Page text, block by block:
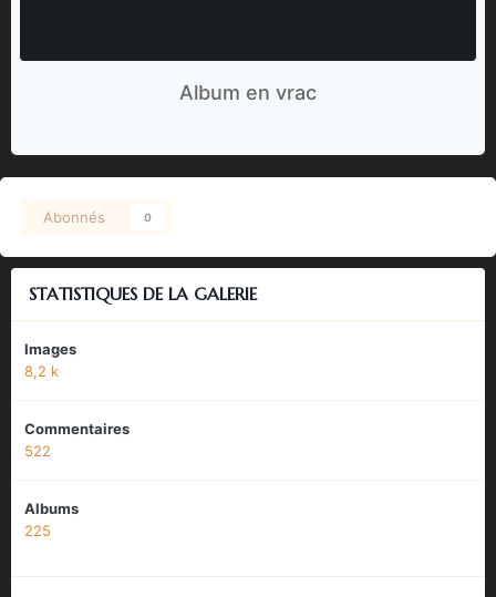
Album en vrac
Abonnés 0
STATISTIQUES DE LA GALERIE
Images
8,2 k
Commentaires
522
Albums
225